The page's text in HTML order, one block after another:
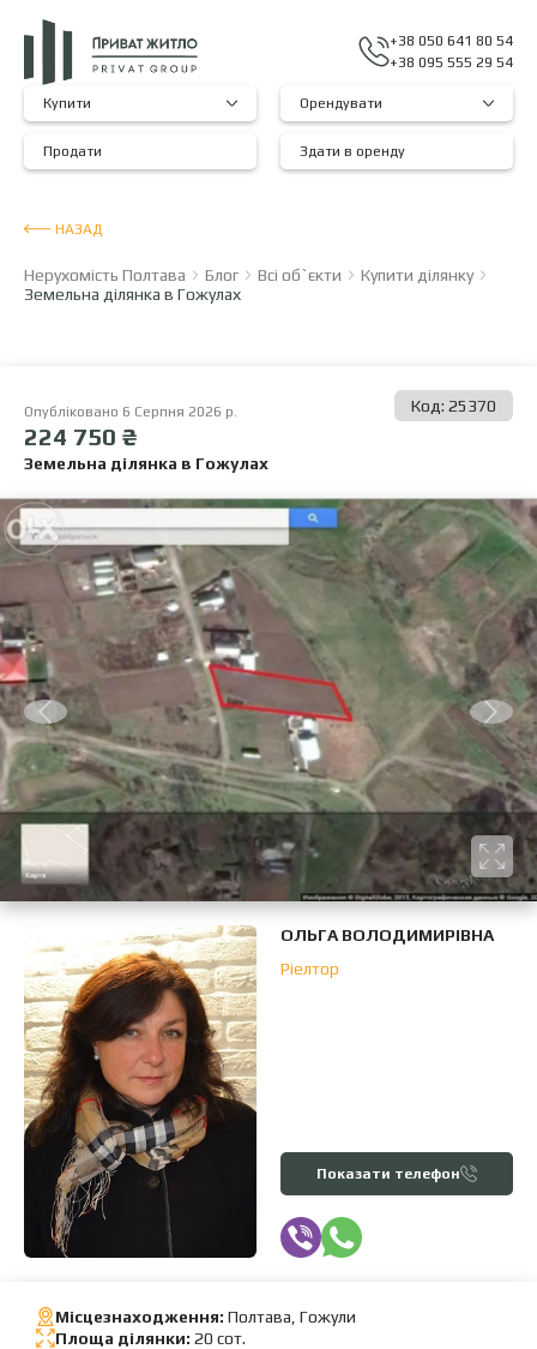
+38 050 641 80 54
+38 095 555 29 54
Купити Орендувати
Продати Здати в оренду
НАЗАД
Нерухомість Полтава Блог Всі об`єкти
Купити ділянку
Земельна ділянка в Гожулах
Опубліковано 6 Серпня 2026 р. Код: 25370
224 750 ₴
Земельна ділянка в Гожулах
ОЛЬГА ВОЛОДИМИРІВНА
Ріелтор
Показати телефон
Місцезнаходження: Полтава, Гожули
Площа ділянки: 20 сот.